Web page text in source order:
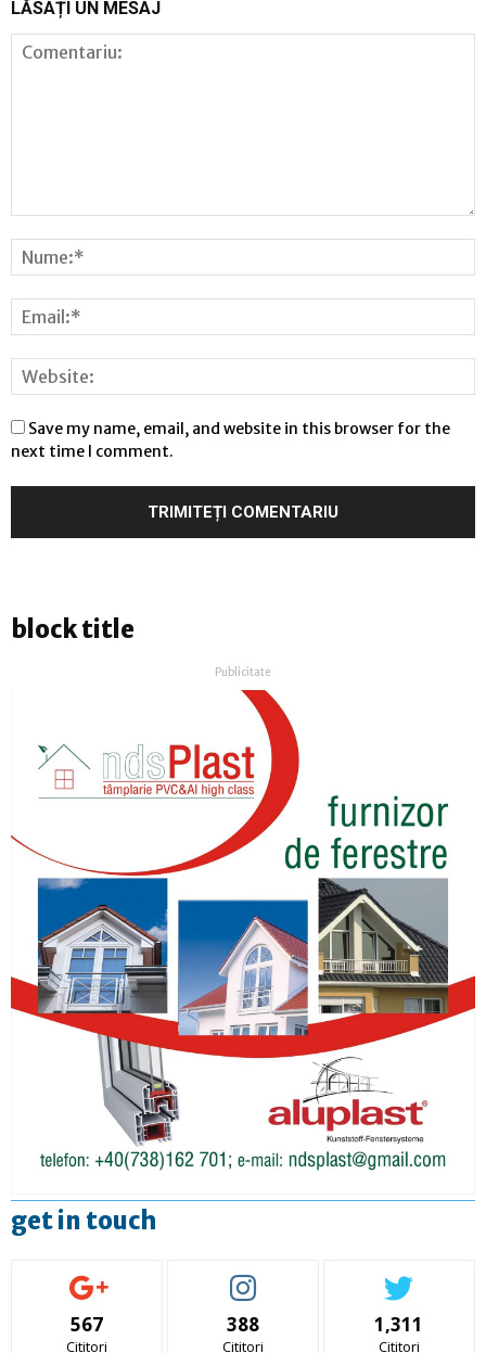
LĂSAȚI UN MESAJ
Save my name, email, and website in this browser for the
next time I comment.
block title
Publicitate
get in touch
567
Cititori
388
Cititori
1,311
Cititori